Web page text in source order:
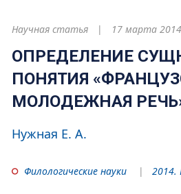
Научная статья 17 марта 2014
ОПРЕДЕЛЕНИЕ
ПОНЯТИЯ
МОЛОДЕЖНАЯ
Нужная Е. А.
Филологические науки 2014.